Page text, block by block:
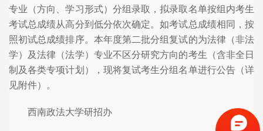
专业（方向、学习形式）分组录取，拟录取名单按组内考生
考试总成绩从高分到低分依次确定。如考试总成绩相同，按
照初试总成绩排序。本年度第二批分组复试的为法律（非法
学）及法律（法学）专业不区分研究方向的考生（含非全日
制及各类专项计划），现将复试考生分组名单进行公告（详
见附件）。
西南政法大学研招办